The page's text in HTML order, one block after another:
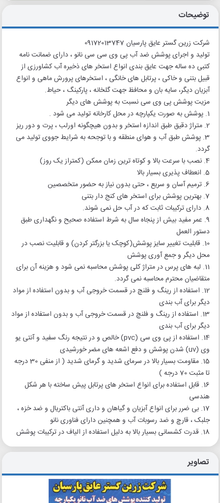
توضیحات
شرکت زرین گستر عایق پارسیان 09172013747
تولید و اجرای پوشش ضد آب پی وی سی سی نانو ، دارای ضمانت نامه
کتبی ده ساله جهت عایق بندی انواع استخر های ذخیره آب کشاورزی از
قبیل بتنی و خاکی ، پرتابل های خانگی ، استخرهای پرورش ماهی و انواع
آبزیان دیگر، سایه بان و محافظ جهت گلخانه ، پارکینگ ، حیاط.
مزیت پوشش پی وی سی نسبت به پوشش های دیگر
1. پوشش به صورت یکپارچه در محل کارخانه تولید می شود .
2. متراژ دقیق طبق اندازه استخر و بدون هیچگونه اورلب ، پرت و دور ریز
3. پوشش طبق آب و هوای منطقه و با توجحه به شرایط جووی تولید می
گردد.
4. نصب با سرعت بالا و کوتاه ترین زمان ممکن (کمتراز یک روز)
5. انعطاف پذیری بسیار بالا
6. ترمیم آسان و سریع ، حتی بدون نیاز به حضور متخصصین
7. بهترین پوشش برای استخر های کنج دار بتنی
8. دارای ترکیبات ثابت که در آب حل نمی شوند.
9. عمر مفید بیش از پنجاه سال به شرط استفاده صحیح و نگهداری طبق
دستور العمل
10. قابلیت تغییر سایز پوشش(کوچک یا بزرگتر کردن) و قابلیت نصب در
محل دیگر و جمع آوری پوشش
11. لبه های پرس در متراژ کلی پوشش محاسبه نمی شود و هزینه آن برای
متقاضیان محترم محاسبه نمی گردد.
12. استفاده از رینگ و فلنچ در قسمت خروجی آب و بدون استفاده از مواد
دیگر برای آب بندی
13. استفاده از رینگ و فلنچ در قسمت خروجی آب و بدون استفاده از مواد
دیگر برای آب بندی
14. استفاده از پی وی سی (pvc) خالص و در نتیجه رنگ سفید و آنتی یو
وی (uv) شدن پوشش و دفع اشعه های مضر خورشیدی
15. مقاومت بسیار بالا در سرمای شدید و گرمای شدید ( از منفی 30 درجه
تا مثبت 70 درجه )
16. قابل استفاده برای انواع استخر های پرتابل پیش ساخته با هر شکل
هندسی
17. بی ضرر برای انواع آبزیان و گیاهان و داری آنتی باکتریال و ضد خزه ،
جلبک ، قارچ و ضد رسوبات آب و همچنین دارای فناوری نانو
18. قدرت کشسانی بسیار بالا به دلیل استفاده از الیاف در ترکیبات پوشش
تصاویر